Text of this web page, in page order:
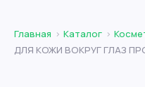
Главная Каталог
ДЛЯ КОЖИ ВОКРУГ ГЛАЗ